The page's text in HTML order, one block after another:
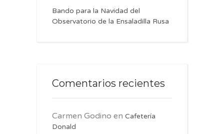
Bando para la Navidad del
Observatorio de la Ensaladilla Rusa
Comentarios recientes
Carmen Godino en Cafetería
Donald